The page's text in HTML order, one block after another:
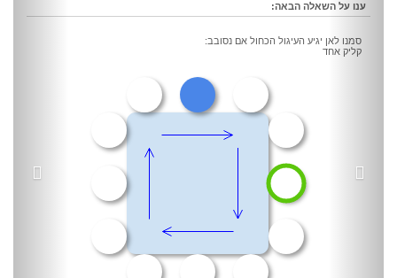
ענו על השאלה הבאה:
סמנו לאן יגיע העיגול הכחול אם נסובב:
קליק אחד